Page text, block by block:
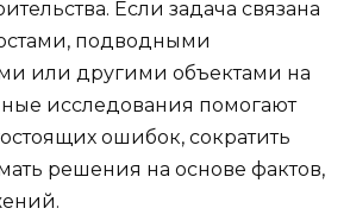
Если задача связана
подводными
или другими объектами на
исследования помогают
ошибок, сократить
решения на основе фактов,